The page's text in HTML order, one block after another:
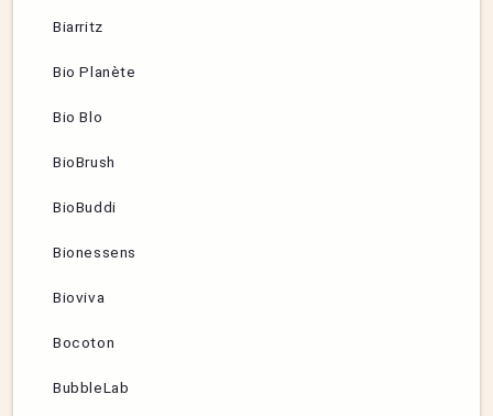
Biarritz
Bio Planète
Bio Blo
BioBrush
BioBuddi
Bionessens
Bioviva
Bocoton
BubbleLab